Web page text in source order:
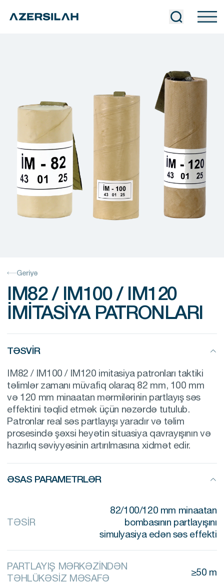
Geriyə
IM82 / IM100 / IM120
IMITASIYA PATRONLARI
TƏSVIR
IM82 / IM100 / IM120 imitasiya patronları taktiki
təlimlər zamanı müvafiq olaraq 82 mm, 100 mm
və 120 mm minaatan mərmilərinin partlayış səs
effektini təqlid etmək üçün nəzərdə tutulub.
Patronlar real səs partlayışı yaradır və təlim
prosesində şəxsi heyətin situasiya qavrayışının və
hazırlıq səviyyəsinin artırılmasına xidmət edir.
ƏSAS PARAMETRLƏR
TƏSİR
82/100/120 mm minaatan
bombasının partlayışını
simulyasiya edən səs effekti
PARTLAYIŞ MƏRKƏZİNDƏN
TƏHLÜKƏSİZ MƏSAFƏ
≥50 m